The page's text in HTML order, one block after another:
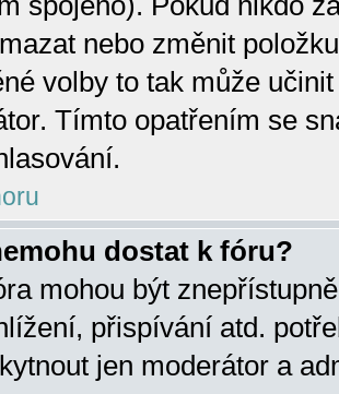
nebo změnit
volby to tak může
Tímto opatřením se
dostat k fóru?
mohou být
přispívání atd.
jen moderátor a